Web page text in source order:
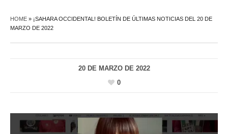
HOME » ¡SAHARA OCCIDENTAL! BOLETÍN DE ÚLTIMAS NOTICIAS DEL 20 DE
MARZO DE 2022
20 DE MARZO DE 2022
0